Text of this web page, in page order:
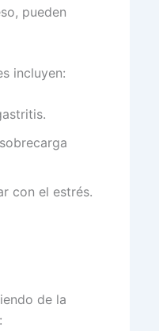
pueden
incluyen:
con el estrés.
de la